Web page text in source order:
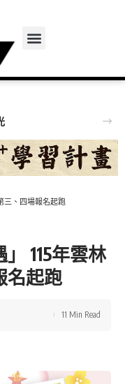
三、四場報名起跑
115年雲林
名起跑
11 Min Read